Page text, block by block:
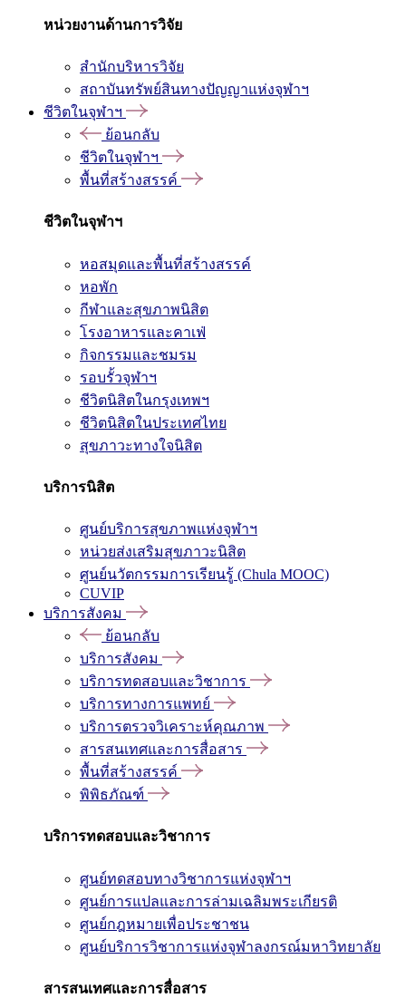
หน่วยงานด้านการวิจัย
สำนักบริหารวิจัย
สถาบันทรัพย์สินทางปัญญาแห่งจุฬาฯ
ชีวิตในจุฬาฯ
ย้อนกลับ
ชีวิตในจุฬาฯ
พื้นที่สร้างสรรค์
ชีวิตในจุฬาฯ
หอสมุดและพื้นที่สร้างสรรค์
หอพัก
กีฬาและสุขภาพนิสิต
โรงอาหารและคาเฟ่
กิจกรรมและชมรม
รอบรั้วจุฬาฯ
ชีวิตนิสิตในกรุงเทพฯ
ชีวิตนิสิตในประเทศไทย
สุขภาวะทางใจนิสิต
บริการนิสิต
ศูนย์บริการสุขภาพแห่งจุฬาฯ
หน่วยส่งเสริมสุขภาวะนิสิต
ศูนย์นวัตกรรมการเรียนรู้ (Chula MOOC)
CUVIP
บริการสังคม
ย้อนกลับ
บริการสังคม
บริการทดสอบและวิชาการ
บริการทางการแพทย์
บริการตรวจวิเคราะห์คุณภาพ
สารสนเทศและการสื่อสาร
พื้นที่สร้างสรรค์
พิพิธภัณฑ์
บริการทดสอบและวิชาการ
ศูนย์ทดสอบทางวิชาการแห่งจุฬาฯ
ศูนย์การแปลและการล่ามเฉลิมพระเกียรติ
ศูนย์กฎหมายเพื่อประชาชน
ศูนย์บริการวิชาการแห่งจุฬาลงกรณ์มหาวิทยาลัย
สารสนเทศและการสื่อสาร